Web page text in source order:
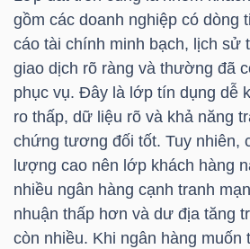
gồm các doanh nghiệp có dòng
cáo tài chính minh bạch, lịch sử
giao dịch rõ ràng và thường đã
phục vụ. Đây là lớp tín dụng dễ
ro thấp, dữ liệu rõ và khả năng
chứng tương đối tốt. Tuy nhiên,
lượng cao nên lớp khách hàng
nhiều ngân hàng cạnh tranh
nhuận thấp hơn và dư địa tăng
còn nhiều. Khi ngân hàng muốn
TRÁI
PHIẾU
CÔNG
CỤ
ĐẦU
TƯ